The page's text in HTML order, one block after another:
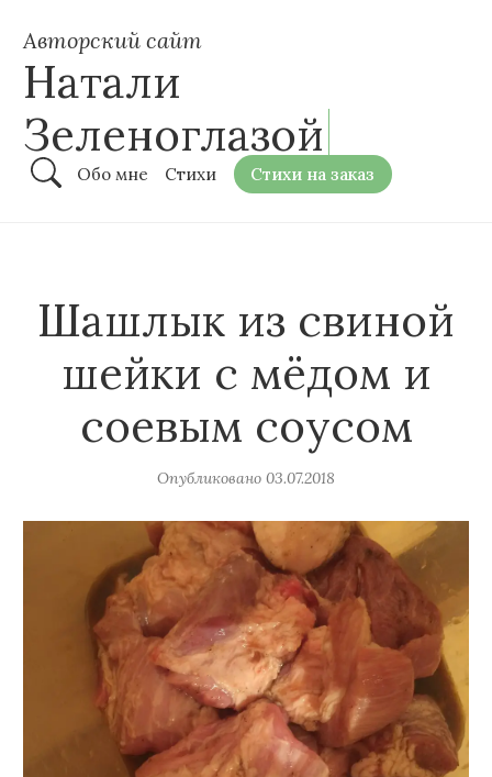
Авторский сайт
Натали
Зеленоглазой
Обо мне Стихи Стихи на заказ
Шашлык из свиной
шейки с мёдом и
соевым соусом
Опубликовано 03.07.2018